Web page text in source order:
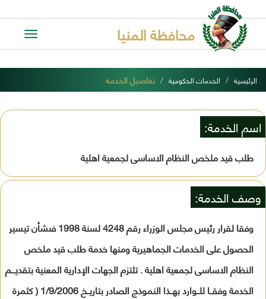
Toggle
محافظة المنيا
الرئيسية الخدمات الحكومية تفاصيل الخدمة
اسم الخدمة:
طلب قيد ملخص النظام الاساسى لجمعية اهلية
وصف الخدمة:
وفقا لقرار رئيس مجلس الوزراء رقم 4248 لسنة 1998 فىشأن تيسير
الحصول على الخدمات الجماهيرية ومنها خدمة طلب قيد ملخص
النظام الاساسى لجمعية اهلية . تلتزم الجهات الإدارية المعنية بتقديـــم
الخدمة وفقــا للــوارد بهــذا النموذج الصادر بتاريــخ 1/9/2006 ( كثمرة